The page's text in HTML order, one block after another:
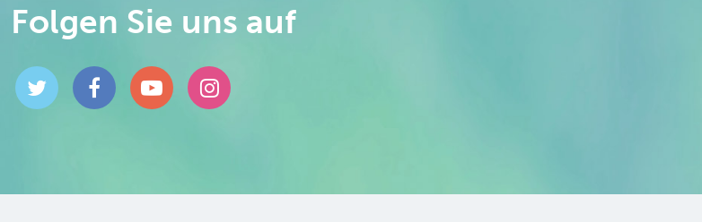
Folgen Sie uns auf